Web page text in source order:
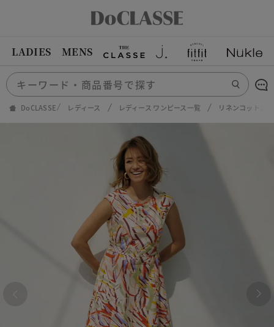
LADIES MENS
DoCLASSE レディース レディース ワンピース一覧 リネンコットン